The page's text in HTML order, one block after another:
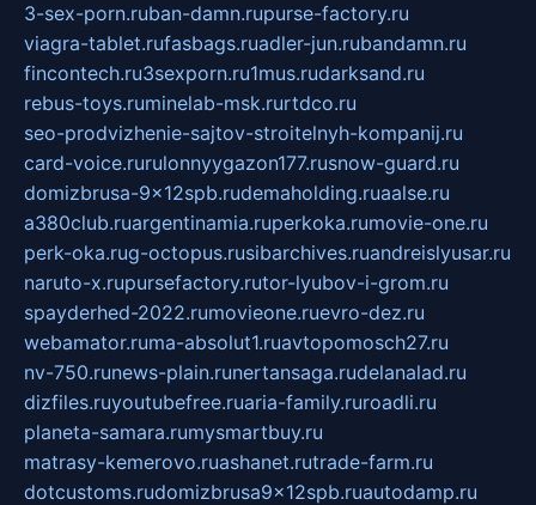
3-sex-porn.ruban-damn.rupurse-factory.ru
viagra-tablet.rufasbags.ruadler-jun.rubandamn.ru
fincontech.ru3sexporn.ru1mus.rudarksand.ru
rebus-toys.ruminelab-msk.rurtdco.ru
seo-prodvizhenie-sajtov-stroitelnyh-kompanij.ru
card-voice.rurulonnyygazon177.rusnow-guard.ru
domizbrusa-9x12spb.rudemaholding.ruaalse.ru
a380club.ruargentinamia.ruperkoka.rumovie-one.ru
perk-oka.rug-octopus.rusibarchives.ruandreislyusar.ru
naruto-x.rupursefactory.rutor-lyubov-i-grom.ru
spayderhed-2022.rumovieone.ruevro-dez.ru
webamator.ruma-absolut1.ruavtopomosch27.ru
nv-750.runews-plain.runertansaga.rudelanalad.ru
dizfiles.ruyoutubefree.ruaria-family.ruroadli.ru
planeta-samara.rumysmartbuy.ru
matrasy-kemerovo.ruashanet.rutrade-farm.ru
dotcustoms.rudomizbrusa9x12spb.ruautodamp.ru